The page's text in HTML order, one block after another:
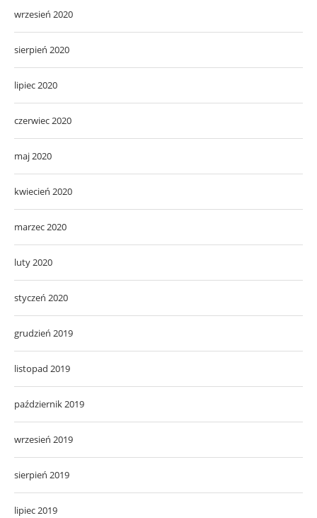
wrzesień 2020
sierpień 2020
lipiec 2020
czerwiec 2020
maj 2020
kwiecień 2020
marzec 2020
luty 2020
styczeń 2020
grudzień 2019
listopad 2019
październik 2019
wrzesień 2019
sierpień 2019
lipiec 2019